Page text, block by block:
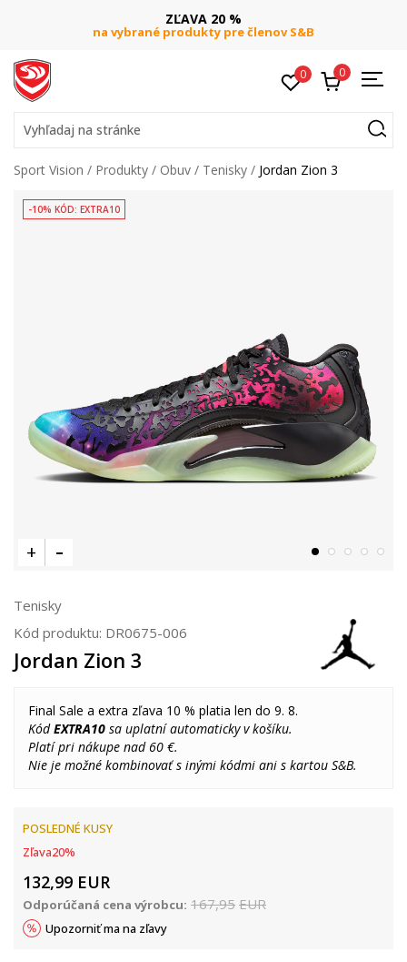
ZĽAVA 20 %
na vybrané produkty pre členov S&B
0 0
Vyhľadaj na stránke
Sport Vision Produkty Obuv Tenisky Jordan Zion 3
-10% KÓD: EXTRA10
Tenisky
Kód produktu: DR0675-006
Jordan Zion 3
Final Sale a extra zľava 10 % platia len do 9. 8.
KódEXTRA10 sa uplatní automaticky v košíku.
Platí pri nákupe nad 60 €.
Nie je možné kombinovať s inými kódmi ani s kartou S&B.
POSLEDNÉ KUSY
Zľava20%
132,99 EUR
Odporúčaná cena výrobcu: 167,95 EUR
Upozorniť ma na zľavy